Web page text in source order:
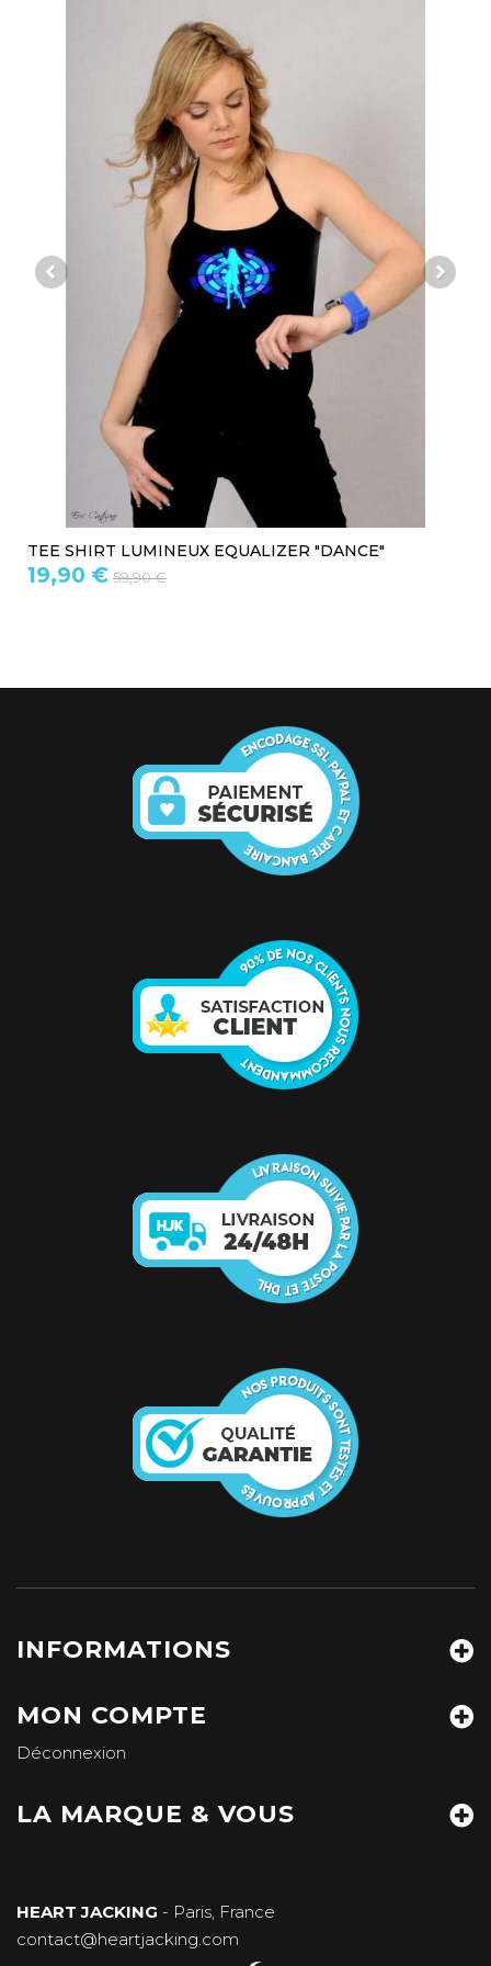
TEE SHIRT LUMINEUX EQUALIZER "DANCE"
19,90 € 59,90 €
INFORMATIONS
MON COMPTE
Déconnexion
LA MARQUE & VOUS
HEART JACKING - Paris, France
contact@heartjacking.com